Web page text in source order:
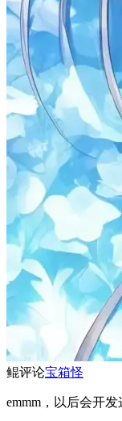
鲲评论宝箱怪
emmm，以后会开